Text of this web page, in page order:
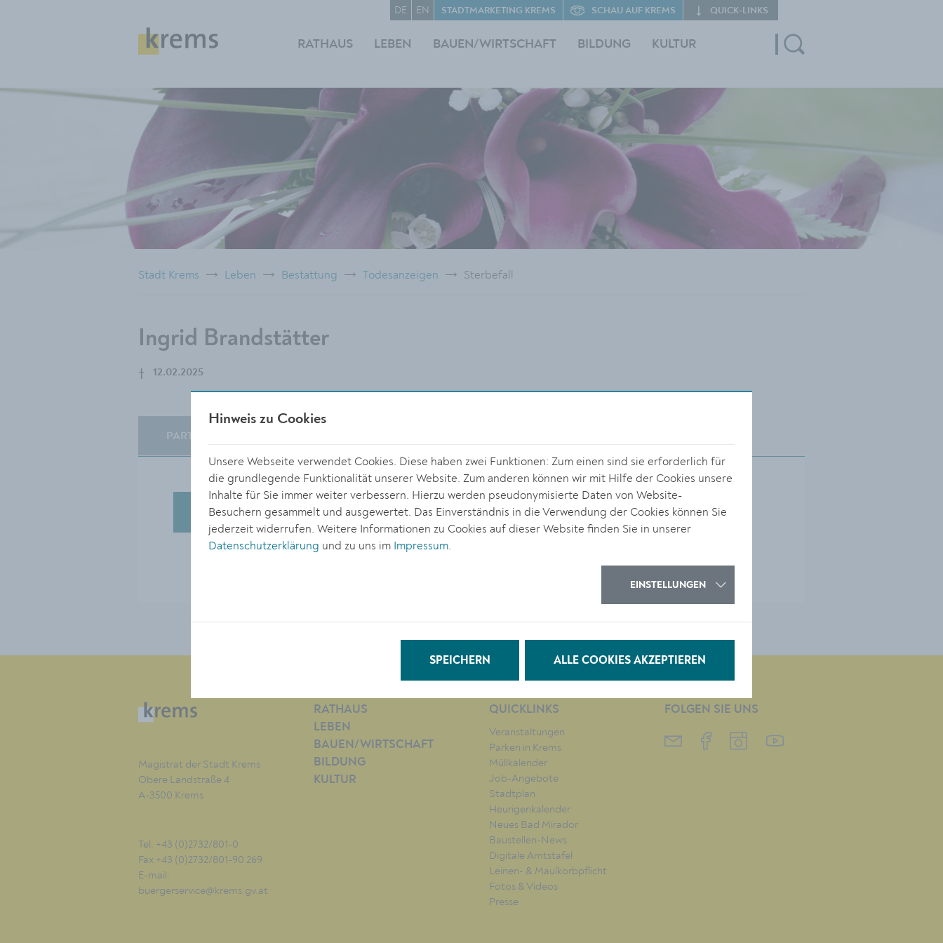
RATHAUS LEBEN BAUEN/WIRTSCHAFT BILDUNG KULTUR
DE EN STADTMARKETING KREMS SCHAU AUF KREMS QUICK‑LINKS
Stadt Krems Leben Bestattung Todesanzeigen Sterbefall
Ingrid Brandstätter
† 12.02.2025
PARTE
KONDOLENZ VERFASSEN
Magistrat der Stadt Krems
Obere Landstraße 4
A-3500 Krems
Tel. +43 (0)2732/801-0
Fax +43 (0)2732/801-90 269
E-mail:
buergerservice@krems.gv.at
RATHAUS
LEBEN
BAUEN/WIRTSCHAFT
BILDUNG
KULTUR
QUICKLINKS
Veranstaltungen
Parken in Krems
Müllkalender
Job-Angebote
Stadtplan
Heurigenkalender
Neues Bad Mirador
Baustellen-News
Digitale Amtstafel
Leinen- & Maulkorbpflicht
Fotos & Videos
Presse
FOLGEN SIE UNS
Hinweis zu Cookies
Unsere Webseite verwendet Cookies. Diese haben zwei Funktionen: Zum einen sind sie erforderlich für
die grundlegende Funktionalität unserer Website. Zum anderen können wir mit Hilfe der Cookies unsere
Inhalte für Sie immer weiter verbessern. Hierzu werden pseudonymisierte Daten von Website-
Besuchern gesammelt und ausgewertet. Das Einverständnis in die Verwendung der Cookies können Sie
jederzeit widerrufen. Weitere Informationen zu Cookies auf dieser Website finden Sie in unserer
Datenschutzerklärung und zu uns im Impressum.
EINSTELLUNGEN
SPEICHERN ALLE COOKIES AKZEPTIEREN